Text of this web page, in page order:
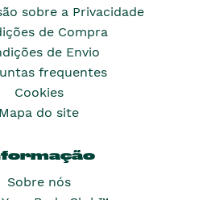
sobre a Privacidade
de Compra
de Envio
frequentes
Cookies
Mapa do site
Sobre nós